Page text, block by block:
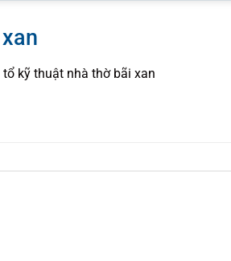
kỹ thuật nhà thờ bãi xan